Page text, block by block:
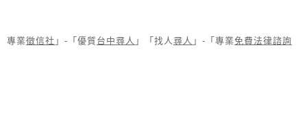
專業徵信社 」-「優質台中尋人 」「找人 尋人 」-「專業免費法律諮詢